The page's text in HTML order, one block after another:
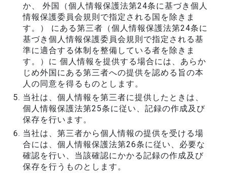
か、 外国（個人情報保護法第24条に基づき個人
情報保護委員会規則で指定される国を除きま
す。） にある第三者（個人情報保護法第24条に
基づき個人情報保護委員会規則で指定される基
準に適合する体制を整備している者を除きま
す。）に 個人情報を提供する場合には、あらか
じめ外国にある第三者への提供を認める旨の本
人の同意を得るものとします。
当社は、個人情報を第三者に提供したときは、
個人情報保護法第25条に従い、記録の作成及び
保存を行います。
当社は、第三者から個人情報の提供を受ける場
合には、個人情報保護法第26条に従い、必要な
確認を行い、当該確認にかかる記録の作成及び
保存を行うものとします。